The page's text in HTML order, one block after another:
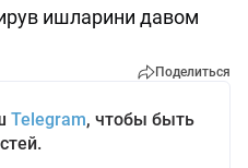
ишларини давом
Поделиться
Telegram, чтобы быть